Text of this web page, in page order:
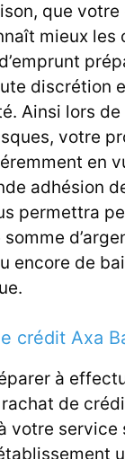
que
mieux les
discrétion
Ainsi lors de
votre
en
adhésion
permettra
somme
encore de
crédit Axa
à
de
votre service